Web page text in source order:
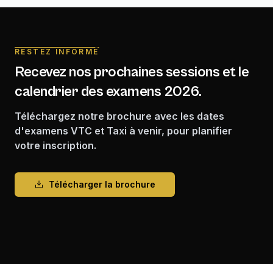
RESTEZ INFORMÉ
Recevez nos prochaines sessions et le
calendrier des examens 2026.
Téléchargez notre brochure avec les dates
d'examens VTC et Taxi à venir, pour planifier
votre inscription.
Télécharger la brochure